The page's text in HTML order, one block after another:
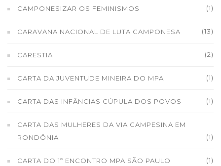
CAMPONESIZAR OS FEMINISMOS (1)
CARAVANA NACIONAL DE LUTA CAMPONESA (13)
CARESTIA (2)
CARTA DA JUVENTUDE MINEIRA DO MPA (1)
CARTA DAS INFÂNCIAS CÚPULA DOS POVOS (1)
CARTA DAS MULHERES DA VIA CAMPESINA EM
RONDÔNIA
(1)
CARTA DO 1º ENCONTRO MPA SÃO PAULO (1)